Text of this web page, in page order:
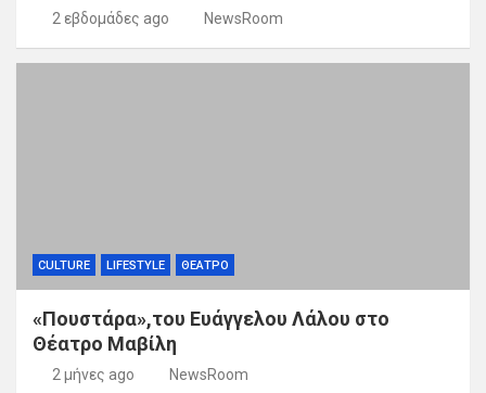
2 εβδομάδες ago NewsRoom
CULTURE LIFESTYLE ΘΕΑΤΡΟ
«Πουστάρα»,του Ευάγγελου Λάλου στο
Θέατρο Μαβίλη
2 μήνες ago NewsRoom